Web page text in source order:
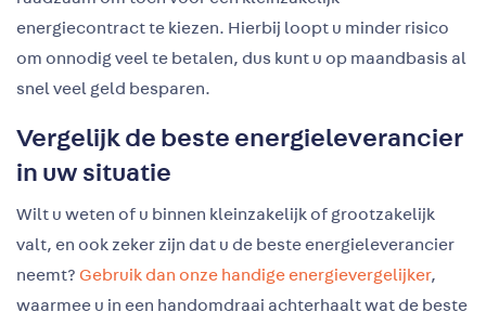
energiecontract te kiezen. Hierbij loopt u minder risico
om onnodig veel te betalen, dus kunt u op maandbasis al
snel veel geld besparen.
Vergelijk de beste energieleverancier
in uw situatie
Wilt u weten of u binnen kleinzakelijk of grootzakelijk
valt, en ook zeker zijn dat u de beste energieleverancier
neemt? Gebruik dan onze handige energievergelijker,
waarmee u in een handomdraai achterhaalt wat de beste